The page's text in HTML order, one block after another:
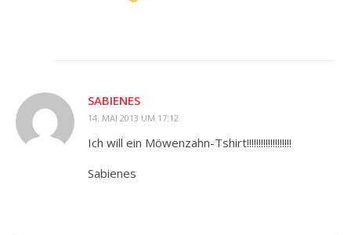
SABIENES
14. MAI 2013 UM 17:12
Ich will ein Möwenzahn-Tshirt!!!!!!!!!!!!!!!!!!!
Sabienes